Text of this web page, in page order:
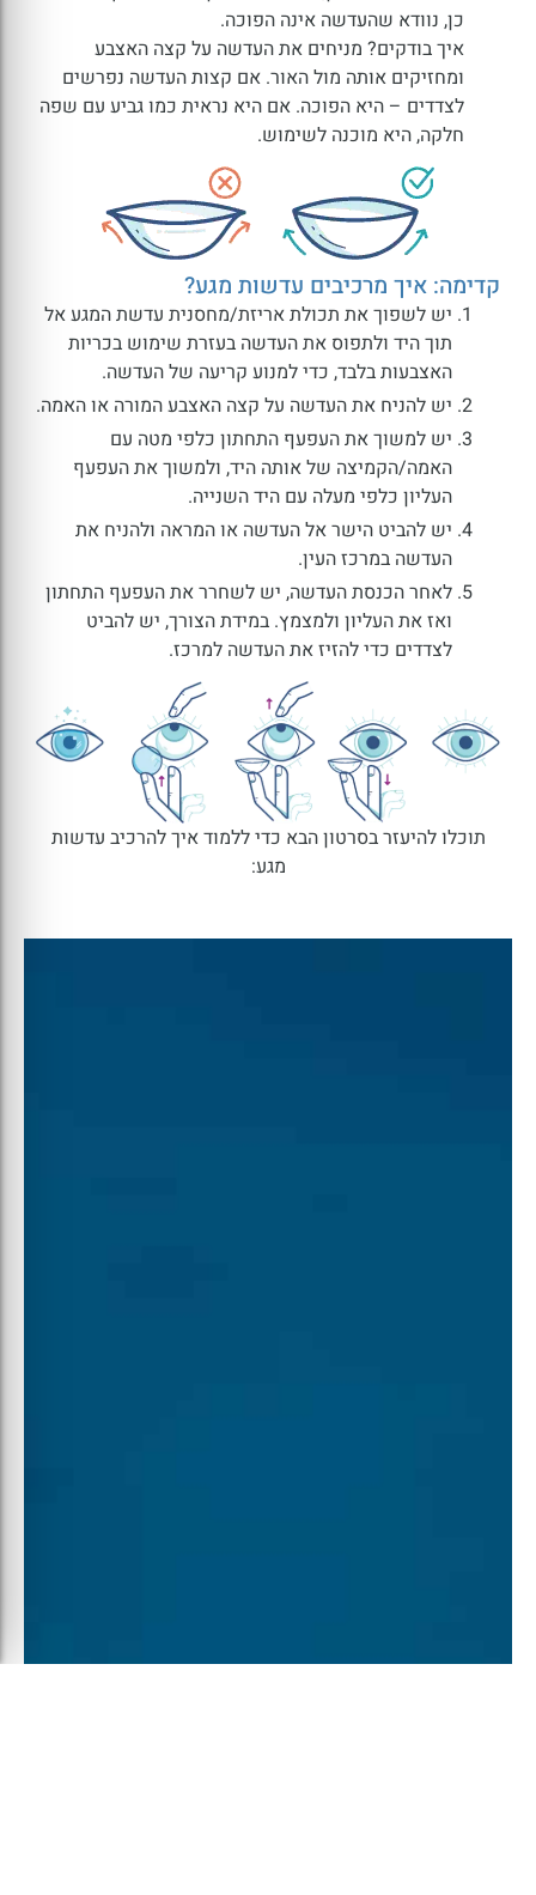
כן, נוודא שהעדשה אינה הפוכה.
איך בודקים? מניחים את העדשה על קצה האצבע
ומחזיקים אותה מול האור. אם קצות העדשה נפרשים
לצדדים – היא הפוכה. אם היא נראית כמו גביע עם שפה
חלקה, היא מוכנה לשימוש.
קדימה: איך מרכיבים עדשות מגע?
יש לשפוך את תכולת אריזת/מחסנית עדשת המגע אל
תוך היד ולתפוס את העדשה בעזרת שימוש בכריות
האצבעות בלבד, כדי למנוע קריעה של העדשה.
יש להניח את העדשה על קצה האצבע המורה או האמה.
יש למשוך את העפעף התחתון כלפי מטה עם
האמה/הקמיצה של אותה היד, ולמשוך את העפעף
העליון כלפי מעלה עם היד השנייה.
יש להביט הישר אל העדשה או המראה ולהניח את
העדשה במרכז העין.
לאחר הכנסת העדשה, יש לשחרר את העפעף התחתון
ואז את העליון ולמצמץ. במידת הצורך, יש להביט
לצדדים כדי להזיז את העדשה למרכז.
תוכלו להיעזר בסרטון הבא כדי ללמוד איך להרכיב עדשות
מגע: